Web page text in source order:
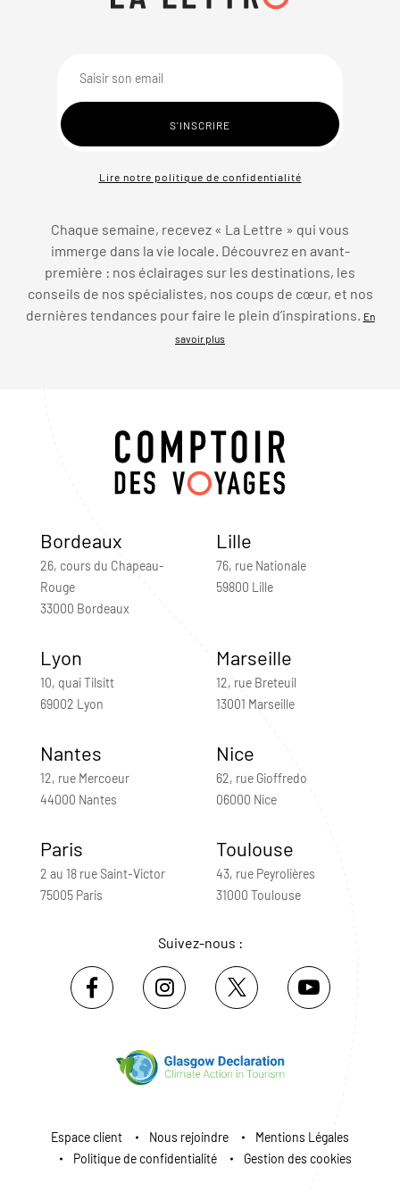
Lire notre politique de confidentialité
Chaque semaine, recevez « La Lettre » qui vous
immerge dans la vie locale. Découvrez en avant-
première : nos éclairages sur les destinations, les
conseils de nos spécialistes, nos coups de cœur, et nos
dernières tendances pour faire le plein d’inspirations.
En
savoir plus
Bordeaux
26, cours du Chapeau-
Rouge
33000 Bordeaux
Lille
76, rue Nationale
59800 Lille
Lyon
10, quai Tilsitt
69002 Lyon
Marseille
12, rue Breteuil
13001 Marseille
Nantes
12, rue Mercoeur
44000 Nantes
Nice
62, rue Gioffredo
06000 Nice
Paris
2 au 18 rue Saint-Victor
75005 Paris
Toulouse
43, rue Peyrolières
31000 Toulouse
Suivez-nous :
Espace client Nous rejoindre
Mentions Légales
Politique de confidentialité
Gestion des cookies